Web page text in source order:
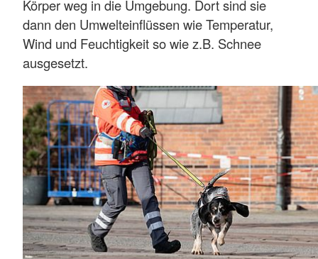
Körper weg in die Umgebung. Dort sind sie
dann den Umwelteinflüssen wie Temperatur,
Wind und Feuchtigkeit so wie z.B. Schnee
ausgesetzt.